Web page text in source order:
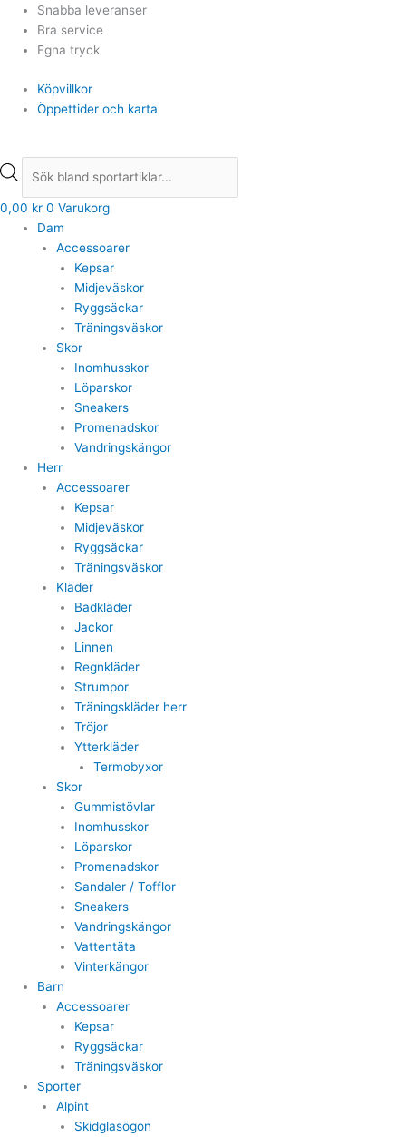
Hoppa
innehåll
Snabba leveranser
Bra service
Egna tryck
Köpvillkor
Öppettider och karta
Products
search
0,00 kr 0 Varukorg
Dam
Accessoarer
Kepsar
Midjeväskor
Ryggsäckar
Träningsväskor
Skor
Inomhusskor
Löparskor
Sneakers
Promenadskor
Vandringskängor
Herr
Accessoarer
Kepsar
Midjeväskor
Ryggsäckar
Träningsväskor
Kläder
Badkläder
Jackor
Linnen
Regnkläder
Strumpor
Träningskläder herr
Tröjor
Ytterkläder
Termobyxor
Skor
Gummistövlar
Inomhusskor
Löparskor
Promenadskor
Sandaler / Tofflor
Sneakers
Vandringskängor
Vattentäta
Vinterkängor
Barn
Accessoarer
Kepsar
Ryggsäckar
Träningsväskor
Sporter
Alpint
Skidglasögon
Products
search